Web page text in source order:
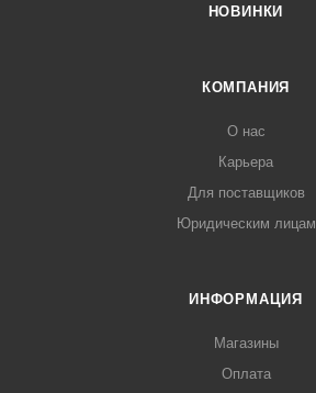
НОВИНКИ
КОМПАНИЯ
О нас
Карьера
Для поставщиков
Юридическим лицам
ИНФОРМАЦИЯ
Магазины
Оплата